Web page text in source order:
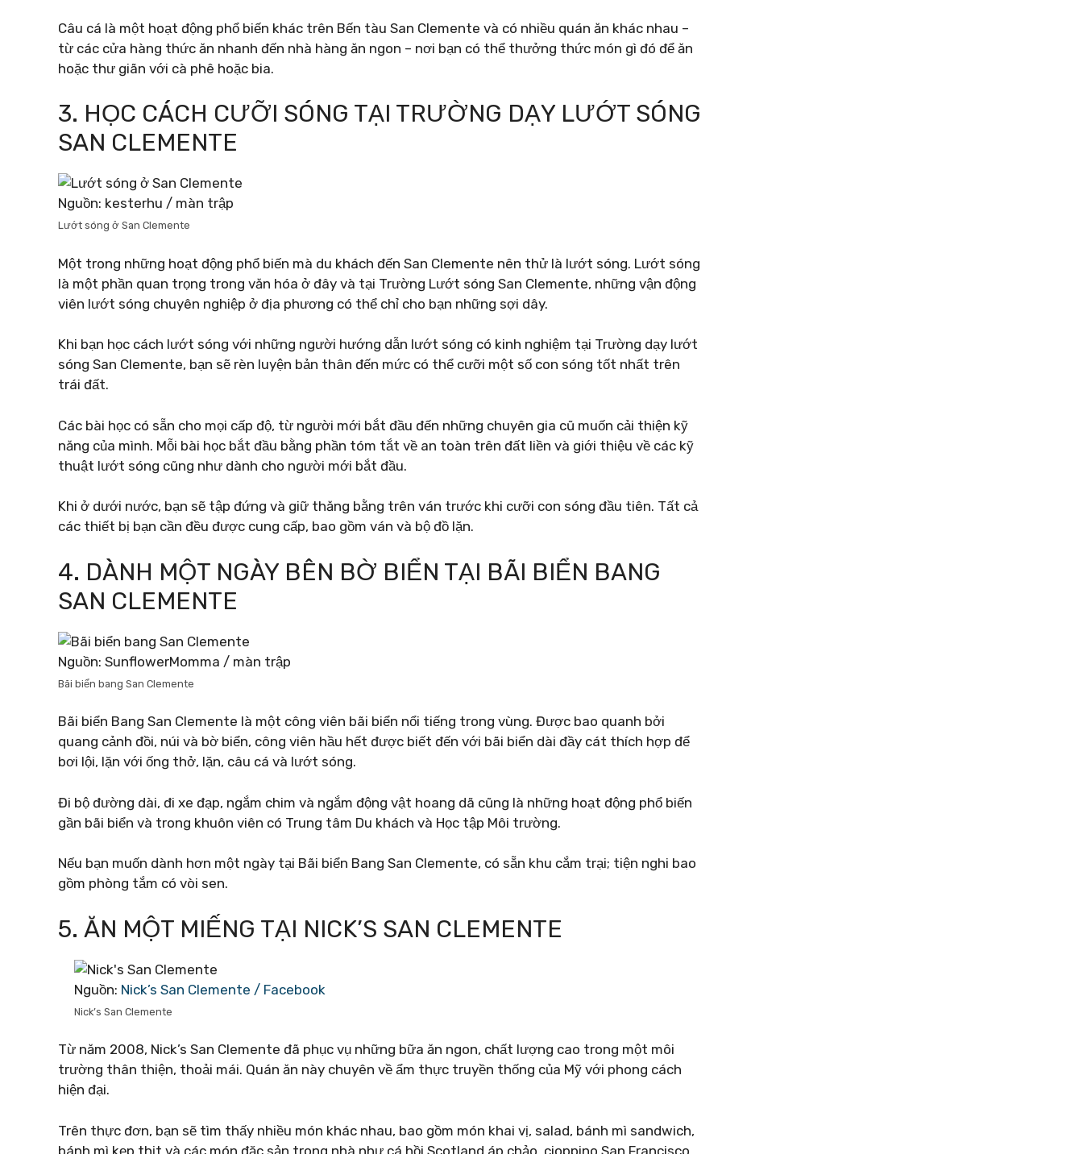
Câu cá là một hoạt động phổ biến khác trên Bến tàu San Clemente và có nhiều quán ăn khác nhau –
từ các cửa hàng thức ăn nhanh đến nhà hàng ăn ngon – nơi bạn có thể thưởng thức món gì đó để ăn
hoặc thư giãn với cà phê hoặc bia.
3. HỌC CÁCH CƯỠI SÓNG TẠI TRƯỜNG DẠY LƯỚT SÓNG
SAN CLEMENTE
Nguồn: kesterhu / màn trập
Lướt sóng ở San Clemente
Một trong những hoạt động phổ biến mà du khách đến San Clemente nên thử là lướt sóng. Lướt sóng
là một phần quan trọng trong văn hóa ở đây và tại Trường Lướt sóng San Clemente, những vận động
viên lướt sóng chuyên nghiệp ở địa phương có thể chỉ cho bạn những sợi dây.
Khi bạn học cách lướt sóng với những người hướng dẫn lướt sóng có kinh nghiệm tại Trường dạy lướt
sóng San Clemente, bạn sẽ rèn luyện bản thân đến mức có thể cưỡi một số con sóng tốt nhất trên
trái đất.
Các bài học có sẵn cho mọi cấp độ, từ người mới bắt đầu đến những chuyên gia cũ muốn cải thiện kỹ
năng của mình. Mỗi bài học bắt đầu bằng phần tóm tắt về an toàn trên đất liền và giới thiệu về các kỹ
thuật lướt sóng cũng như dành cho người mới bắt đầu.
Khi ở dưới nước, bạn sẽ tập đứng và giữ thăng bằng trên ván trước khi cưỡi con sóng đầu tiên. Tất cả
các thiết bị bạn cần đều được cung cấp, bao gồm ván và bộ đồ lặn.
4. DÀNH MỘT NGÀY BÊN BỜ BIỂN TẠI BÃI BIỂN BANG
SAN CLEMENTE
Nguồn: SunflowerMomma / màn trập
Bãi biển bang San Clemente
Bãi biển Bang San Clemente là một công viên bãi biển nổi tiếng trong vùng. Được bao quanh bởi
quang cảnh đồi, núi và bờ biển, công viên hầu hết được biết đến với bãi biển dài đầy cát thích hợp để
bơi lội, lặn với ống thở, lặn, câu cá và lướt sóng.
Đi bộ đường dài, đi xe đạp, ngắm chim và ngắm động vật hoang dã cũng là những hoạt động phổ biến
gần bãi biển và trong khuôn viên có Trung tâm Du khách và Học tập Môi trường.
Nếu bạn muốn dành hơn một ngày tại Bãi biển Bang San Clemente, có sẵn khu cắm trại; tiện nghi bao
gồm phòng tắm có vòi sen.
5. ĂN MỘT MIẾNG TẠI NICK’S SAN CLEMENTE
Nguồn: Nick’s San Clemente / Facebook
Nick’s San Clemente
Từ năm 2008, Nick’s San Clemente đã phục vụ những bữa ăn ngon, chất lượng cao trong một môi
trường thân thiện, thoải mái. Quán ăn này chuyên về ẩm thực truyền thống của Mỹ với phong cách
hiện đại.
Trên thực đơn, bạn sẽ tìm thấy nhiều món khác nhau, bao gồm món khai vị, salad, bánh mì sandwich,
bánh mì kẹp thịt và các món đặc sản trong nhà như cá hồi Scotland áp chảo, cioppino San Francisco,